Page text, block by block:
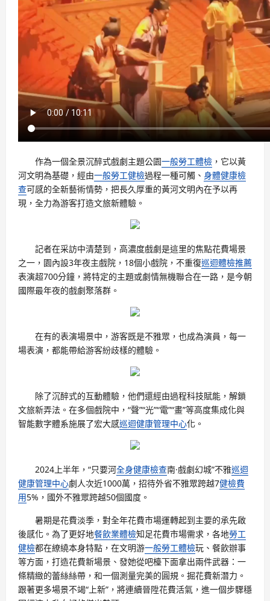
作為一個全景沉醉式戲劇主題公園一般勞工體檢 ，它以黃
河文明為基礎，經由一般勞工健檢過程一種可觸、 身體健康檢
查可感的全新藝術情勢，把長久厚重的黃河文明內在予以再
現，全力為游客打造文旅新體驗。
記者在采訪中清楚到，高濃度戲劇是這里的焦點花費場景
之一，園內設3年夜主戲院，18個小戲院，不重復巡迴體檢推薦
表演超700分鐘，將特定的主題或劇情無機聯合在一路，是今朝
國際最年夜的戲劇聚落群。
在有的表演場景中，游客既是不雅眾，也成為演員，每一
場表演，都能帶給游客紛歧樣的體驗。
除了沉醉式的互動體驗，他們還經由過程科技賦能，解鎖
文旅新弄法。在多個戲院中，“聲”“光”“電”“畫”等高度集成化與
智能數字體系施展了宏大感巡迴健康管理中心化。
2024上半年，“只要河全身健康檢查南·戲劇幻城”不雅巡迴
健康管理中心劇人次近1000萬，招待外省不雅眾跨越7健檢費
用5%，國外不雅眾跨越50個國度。
暑期是花費淡季，對全年花費市場運轉起到主要的承先啟
後感化。為了更好地餐飲業體檢知足花費市場需求，各地勞工
健檢都在繚繞本身特點，在文明游一般勞工體檢玩、餐飲辦事
等方面，打造花費新場景、發她從吧檯下面拿出兩件武器：一
條精緻的蕾絲絲帶，和一個測量完美的圓規。掘花費新潛力。
跟著更多場景不竭“上新”，將連續晉陞花費活氣，進一個步驟穩